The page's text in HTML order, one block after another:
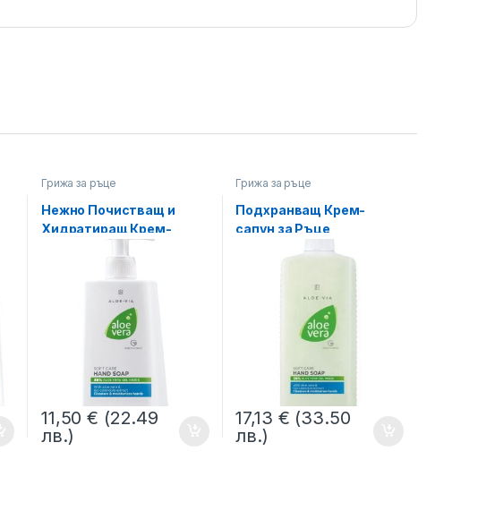
Грижа за ръце
Нежно Почистващ и
Хидратиращ Крем-
11,50€ (22.49
лв.)
Грижа за ръце
Подхранващ Крем-
сапун за Ръце,
Пълнител Aloe Via LR
17,13 € (33.50
лв.)